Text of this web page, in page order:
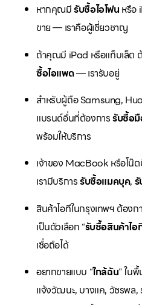
หากคุณมีรับซื้อไอโฟน หรือ
ขาย — เราคือผู้เชี่ยวชาญ
ถ้าคุณมี iPad หรือแท็บเล็ต
ซื้อไอแพด— เรารับอยู่
สำหรับผู้ถือ Samsung,
แบรนด์อื่นที่ต้องการรับซื้อ
พร้อมให้บริการ
เจ้าของ MacBook หรือโน๊
เรามีบริการรับซื้อแมคบุค,
สินค้าไอทีในกรุงเทพฯ ต้องก
เป็นตัวเลือก “รับซื้อสินค้าไอ
เชื่อถือได้
อยากขายแบบ “ใกล้ฉัน” ใน
แจ้งวัฒนะ, บางแค, วัชรพล,